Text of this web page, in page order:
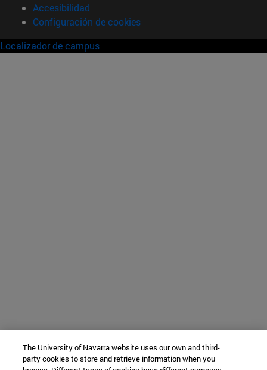
Accesibilidad
Configuración de cookies
Localizador de campus
The University of Navarra website uses our own and third-
party cookies to store and retrieve information when you